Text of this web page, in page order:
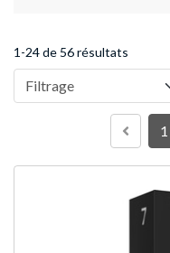
1-24 de 56 résultats
Filtrage
1